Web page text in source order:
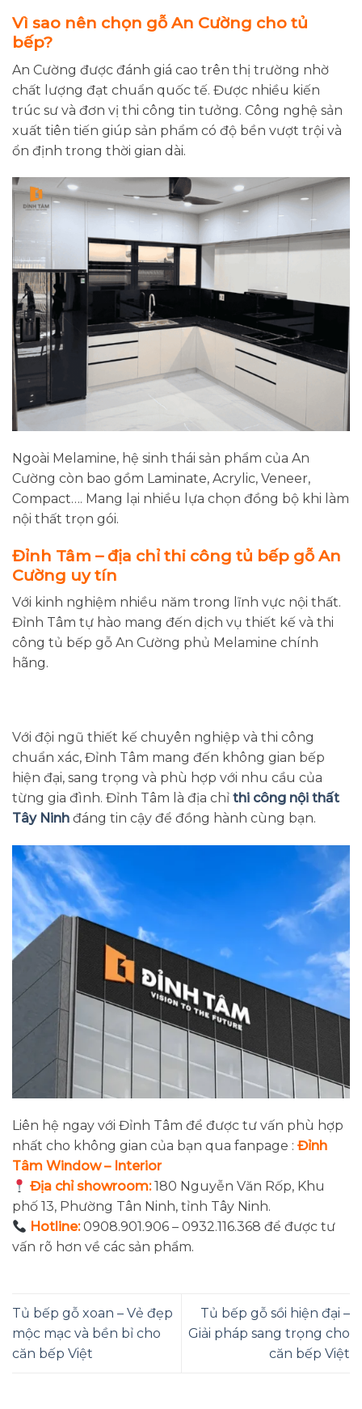
Vì sao nên chọn gỗ An Cường cho tủ
bếp?
An Cường được đánh giá cao trên thị trường nhờ
chất lượng đạt chuẩn quốc tế. Được nhiều kiến
trúc sư và đơn vị thi công tin tưởng. Công nghệ sản
xuất tiên tiến giúp sản phẩm có độ bền vượt trội và
ổn định trong thời gian dài.
Ngoài Melamine, hệ sinh thái sản phẩm của An
Cường còn bao gồm Laminate, Acrylic, Veneer,
Compact…. Mang lại nhiều lựa chọn đồng bộ khi làm
nội thất trọn gói.
Đỉnh Tâm – địa chỉ thi công tủ bếp gỗ An
Cường uy tín
Với kinh nghiệm nhiều năm trong lĩnh vực nội thất.
Đỉnh Tâm tự hào mang đến dịch vụ thiết kế và thi
công tủ bếp gỗ An Cường phủ Melamine chính
hãng.
Với đội ngũ thiết kế chuyên nghiệp và thi công
chuẩn xác, Đỉnh Tâm mang đến không gian bếp
hiện đại, sang trọng và phù hợp với nhu cầu của
từng gia đình. Đỉnh Tâm là địa chỉ thi công nội thất
Tây Ninh đáng tin cậy để đồng hành cùng bạn.
Liên hệ ngay với Đỉnh Tâm để được tư vấn phù hợp
nhất cho không gian của bạn qua fanpage : Đỉnh
Tâm Window – Interior
Địa chỉ showroom:180 Nguyễn Văn Rốp, Khu
phố 13, Phường Tân Ninh, tỉnh Tây Ninh.
Hotline: 0908.901.906 – 0932.116.368 để được tư
vấn rõ hơn về các sản phẩm.
Tủ bếp gỗ xoan – Vẻ đẹp
mộc mạc và bền bỉ cho
căn bếp Việt
Tủ bếp gỗ sồi hiện đại –
Giải pháp sang trọng cho
căn bếp Việt